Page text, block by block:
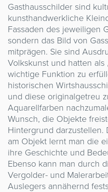
Gasthausschilder sind
kunsthandwerkliche
Fassaden des jeweiligen
sondern das Bild von
mitprägen. Sie sind
Volkskunst und hatten als
wichtige Funktion zu
historischen
und diese originalgetreu
Aquarellfarben
Wunsch, die Objekte
Hintergrund
am Objekt lernt man die
ihre Geschichte und
Ebenso kann man durch
Vergolder- und
Auslegers annähernd